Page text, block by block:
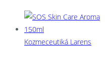
Kozmeceutiká Larens